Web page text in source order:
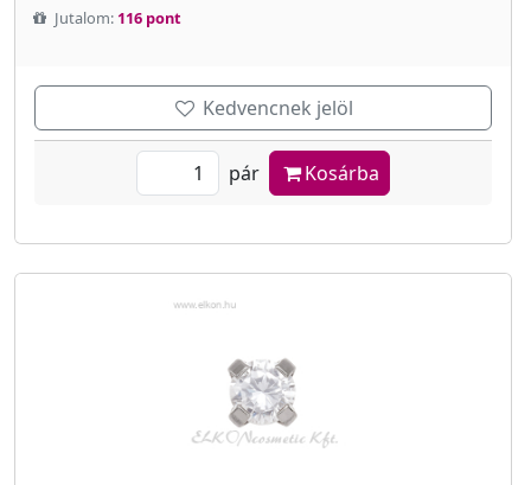
Jutalom: 116 pont
Kedvencnek jelöl
pár Kosárba